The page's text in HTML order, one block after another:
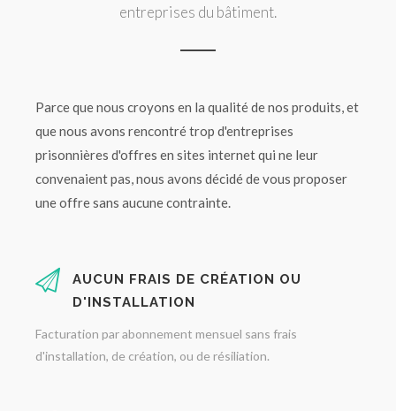
entreprises du bâtiment.
Parce que nous croyons en la qualité de nos produits, et
que nous avons rencontré trop d'entreprises
prisonnières d'offres en sites internet qui ne leur
convenaient pas, nous avons décidé de vous proposer
une offre sans aucune contrainte.
AUCUN FRAIS DE CRÉATION OU
D'INSTALLATION
Facturation par abonnement mensuel sans frais
d'installation, de création, ou de résiliation.